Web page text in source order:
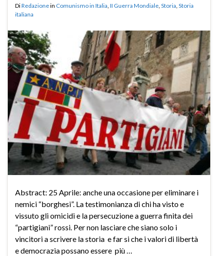
DiRedazionein Comunismo in Italia, II Guerra Mondiale, Storia, Storia
italiana
Abstract: 25 Aprile: anche una occasione per eliminare i
nemici “borghesi”. La testimonianza di chi ha visto e
vissuto gli omicidi e la persecuzione a guerra finita dei
“partigiani” rossi. Per non lasciare che siano solo i
vincitori a scrivere la storia e far si che i valori di libertà
e democrazia possano essere più …